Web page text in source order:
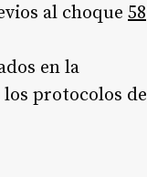
al choque 58
en la
protocolos de